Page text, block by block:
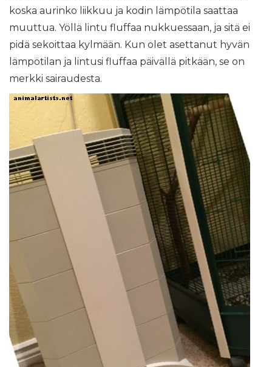
koska aurinko liikkuu ja kodin lämpötila saattaa
muuttua. Yöllä lintu fluffaa nukkuessaan, ja sitä ei
pidä sekoittaa kylmään. Kun olet asettanut hyvän
lämpötilan ja lintusi fluffaa päivällä pitkään, se on
merkki sairaudesta.